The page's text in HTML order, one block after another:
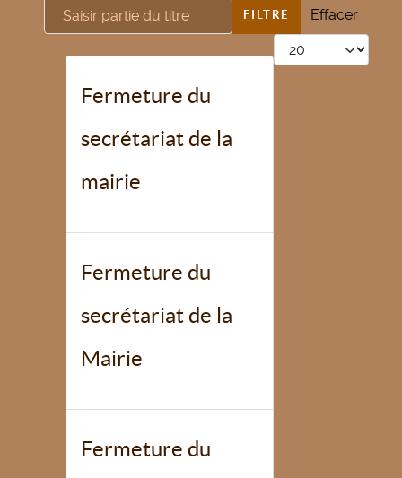
Saisir partie du titre FILTRE
Effacer
Afficher #
Fermeture du
secrétariat de la
mairie
Fermeture du
secrétariat de la
Mairie
Fermeture du